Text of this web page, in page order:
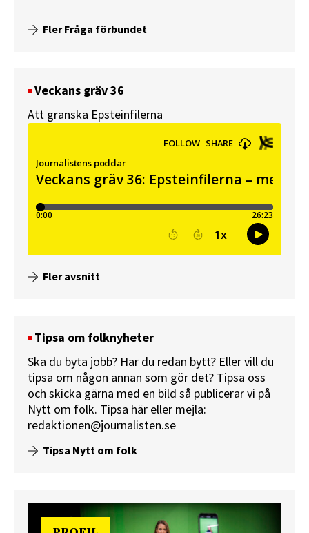
Fler Fråga förbundet
Veckans gräv 36
Att granska Epsteinfilerna
Fler avsnitt
Tipsa om folknyheter
Ska du byta jobb? Har du redan bytt? Eller vill du
tipsa om någon annan som gör det? Tipsa oss
och skicka gärna med en bild så publicerar vi på
Nytt om folk. Tipsa här eller mejla:
redaktionen@journalisten.se
Tipsa Nytt om folk